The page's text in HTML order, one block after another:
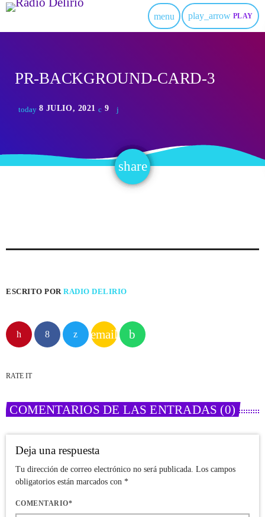
menu play_arrow PLAY
PR-BACKGROUND-CARD-3
today 8 JULIO, 2021 9
share
email
ESCRITO PORRADIO DELIRIO
email
RATE IT
COMENTARIOS DE LAS ENTRADAS (0)
Deja una respuesta
Tu dirección de correo electrónico no será publicada. Los campos
obligatorios están marcados con *
COMENTARIO*